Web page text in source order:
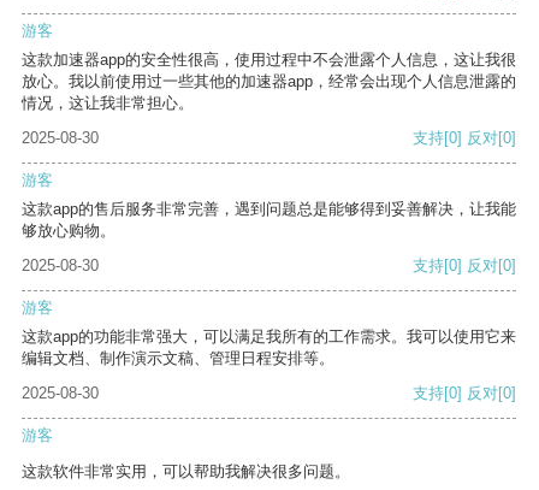
游客
这款加速器app的安全性很高，使用过程中不会泄露个人信息，这让我很
放心。我以前使用过一些其他的加速器app，经常会出现个人信息泄露的
情况，这让我非常担心。
2025-08-30
支持[0] 反对[0]
游客
这款app的售后服务非常完善，遇到问题总是能够得到妥善解决，让我能
够放心购物。
2025-08-30
支持[0] 反对[0]
游客
这款app的功能非常强大，可以满足我所有的工作需求。我可以使用它来
编辑文档、制作演示文稿、管理日程安排等。
2025-08-30
支持[0] 反对[0]
游客
这款软件非常实用，可以帮助我解决很多问题。